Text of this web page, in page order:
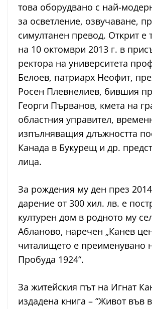
това оборудвано с най-
за осветление, озвучаване,
симултанен превод. Открит е
на 10 октомври 2013 г. в
ректора на университета
Белоев, патриарх Неофит,
Росен Плевнелиев, бившия
Георги Първанов, кмета на
областния управител,
изпълняващия длъжността
Канада в Букурещ и др.
лица.
За рождения му ден през
дарение от 300 хил. лв. е
културен дом в родното му
Абланово, наречен „Канев
читалището е преименувано
Пробуда 1924“.
За житейския път на Игнат
издадена книга – “Живот във